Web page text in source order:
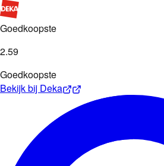
Goedkoopste
2.59
Goedkoopste
Bekijk bij Deka